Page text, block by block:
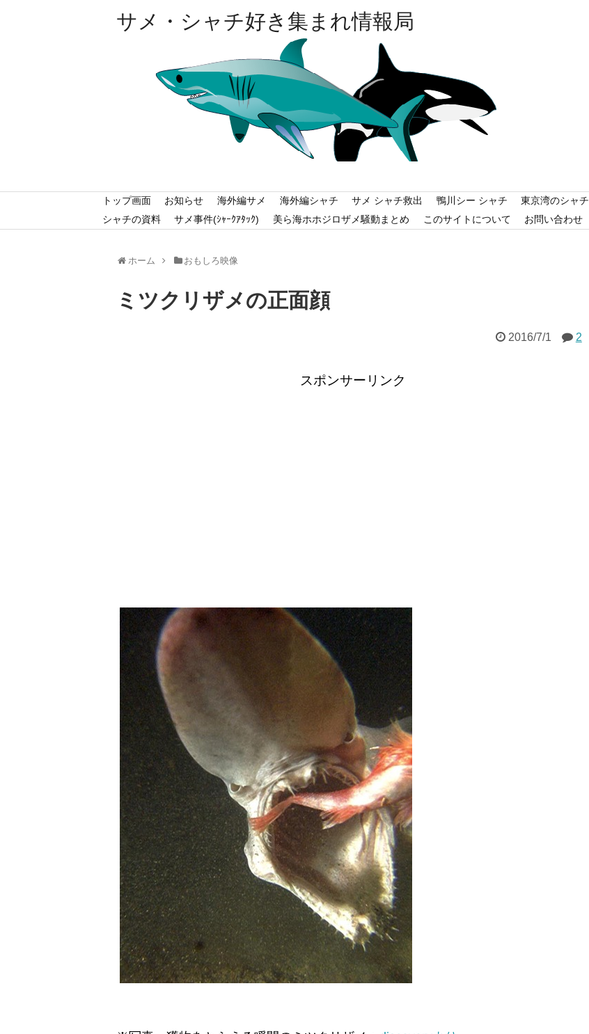
サメ・シャチ好き集まれ情報局
トップ画面 お知らせ 海外編サメ 海外編シャチ サメ シャチ救出 鴨川シー シャチ 東京湾のシャチ
シャチの資料
サメ事件(ｼｬｰｸｱﾀｯｸ) 美ら海ホホジロザメ騒動まとめ このサイトについて お問い合わせ
ホーム おもしろ映像
ミツクリザメの正面顔
2016/7/1 2
スポンサーリンク